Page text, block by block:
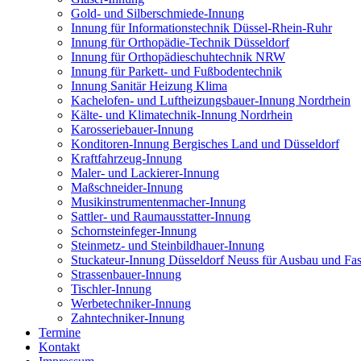
Gold- und Silberschmiede-Innung
Innung für Informationstechnik Düssel-Rhein-Ruhr
Innung für Orthopädie-Technik Düsseldorf
Innung für Orthopädieschuhtechnik NRW
Innung für Parkett- und Fußbodentechnik
Innung Sanitär Heizung Klima
Kachelofen- und Luftheizungsbauer-Innung Nordrhein
Kälte- und Klimatechnik-Innung Nordrhein
Karosseriebauer-Innung
Konditoren-Innung Bergisches Land und Düsseldorf
Kraftfahrzeug-Innung
Maler- und Lackierer-Innung
Maßschneider-Innung
Musikinstrumentenmacher-Innung
Sattler- und Raumausstatter-Innung
Schornsteinfeger-Innung
Steinmetz- und Steinbildhauer-Innung
Stuckateur-Innung Düsseldorf Neuss für Ausbau und
Strassenbauer-Innung
Tischler-Innung
Werbetechniker-Innung
Zahntechniker-Innung
Termine
Kontakt